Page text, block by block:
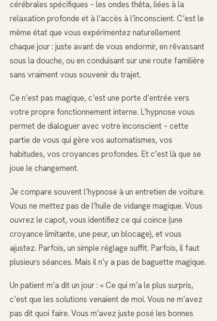
cérébrales spécifiques – les ondes thêta, liées à la
relaxation profonde et à l’accès à l’inconscient. C’est le
même état que vous expérimentez naturellement
chaque jour : juste avant de vous endormir, en rêvassant
sous la douche, ou en conduisant sur une route familière
sans vraiment vous souvenir du trajet.
Ce n’est pas magique, c’est une porte d’entrée vers
votre propre fonctionnement interne. L’hypnose vous
permet de dialoguer avec votre inconscient – cette
partie de vous qui gère vos automatismes, vos
habitudes, vos croyances profondes. Et c’est là que se
joue le changement.
Je compare souvent l’hypnose à un entretien de voiture.
Vous ne mettez pas de l’huile de vidange magique. Vous
ouvrez le capot, vous identifiez ce qui coince (une
croyance limitante, une peur, un blocage), et vous
ajustez. Parfois, un simple réglage suffit. Parfois, il faut
plusieurs séances. Mais il n’y a pas de baguette magique.
Un patient m’a dit un jour : « Ce qui m’a le plus surpris,
c’est que les solutions venaient de moi. Vous ne m’avez
pas dit quoi faire. Vous m’avez juste posé les bonnes